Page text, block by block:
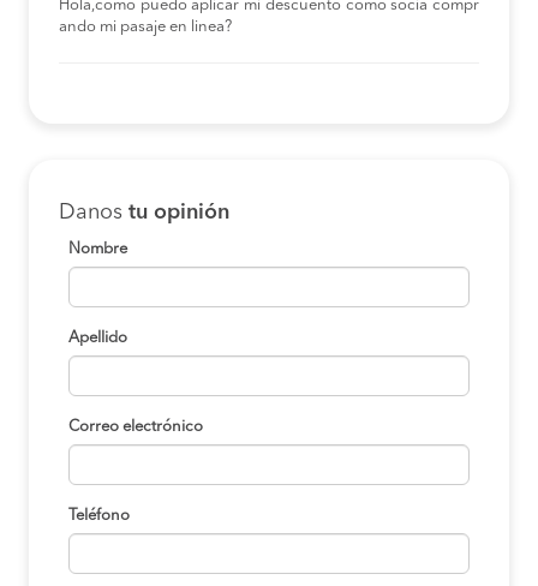
Hola,como puedo aplicar mi descuento como socia compr
ando mi pasaje en linea?
Danos tu opinión
Nombre
Apellido
Correo electrónico
Teléfono